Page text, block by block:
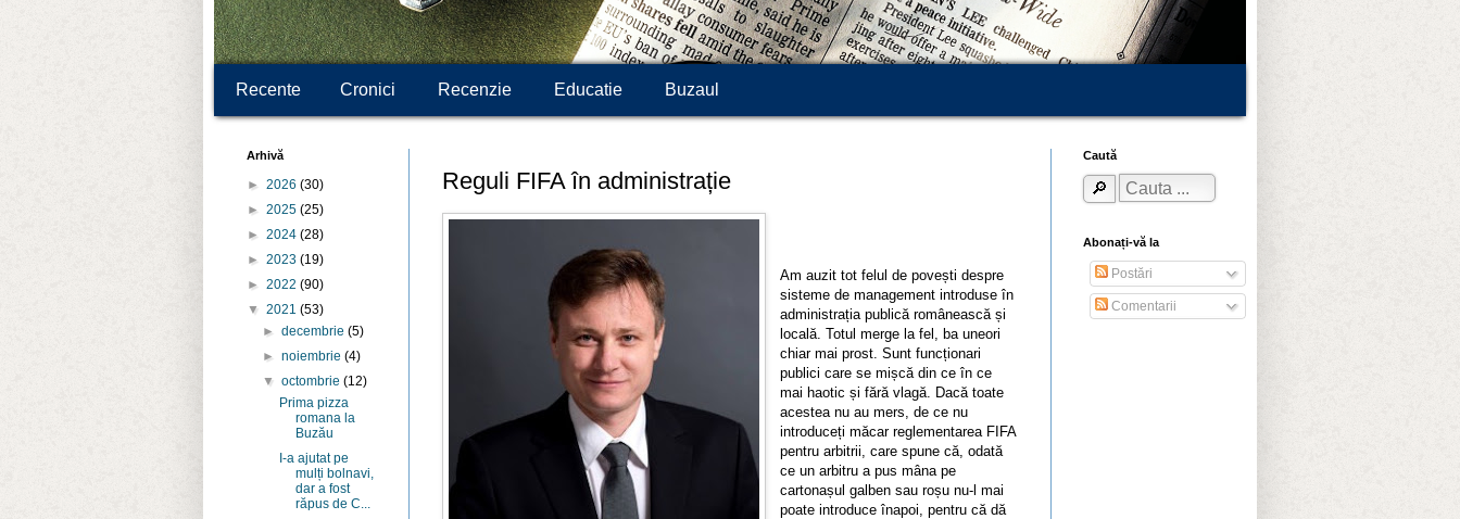
Recente Cronici Recenzie Educatie Buzaul
Reguli FIFA în administrație
Am auzit tot felul de povești despre
sisteme de management introduse în
administrația publică românească și
locală. Totul merge la fel, ba uneori
chiar mai prost. Sunt funcționari
publici care se mișcă din ce în ce
mai haotic și fără vlagă. Dacă toate
acestea nu au mers, de ce nu
introduceți măcar reglementarea FIFA
pentru arbitrii, care spune că, odată
ce un arbitru a pus mâna pe
cartonașul galben sau roșu nu-l mai
poate introduce înapoi, pentru că dă
Arhivă
► 2026 (30)
► 2025 (25)
► 2024 (28)
► 2023 (19)
► 2022 (90)
▼ 2021 (53)
►decembrie(5)
►noiembrie(4)
▼octombrie(12)
Prima pizza
romana la
Buzău
I-a ajutat pe
mulți bolnavi,
dar a fost
răpus de C...
Caută
Abonați-vă la
Postări
Comentarii